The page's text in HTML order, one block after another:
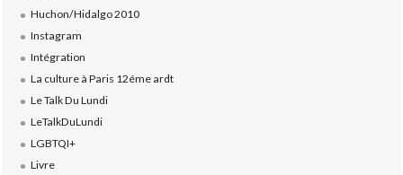
Huchon/Hidalgo 2010
Instagram
Intégration
La culture à Paris 12éme ardt
Le Talk Du Lundi
LeTalkDuLundi
LGBTQI+
Livre